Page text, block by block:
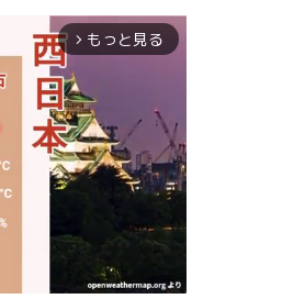
arrow_forward_ios もっと見る